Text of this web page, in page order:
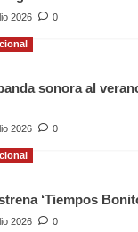
2026 0
sonora al
2026 0
‘Tiempos
2026 0